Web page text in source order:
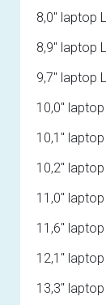
8,0" laptop
8,9" laptop
9,7" laptop
10,0"
10,1"
10,2"
11,0"
11,6"
12,1"
13,3"